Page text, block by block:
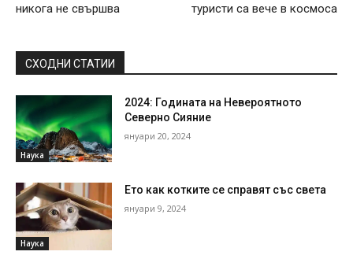
никога не свършва
туристи са вече в космоса
СХОДНИ СТАТИИ
Наука
2024: Годината на Невероятното
Северно Сияние
януари 20, 2024
Наука
Ето как котките се справят със света
януари 9, 2024